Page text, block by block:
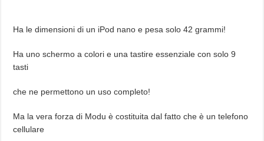
Ha le dimensioni di un iPod nano e pesa solo 42 grammi!
Ha uno schermo a colori e una tastire essenziale con solo 9
tasti
che ne permettono un uso completo!
Ma la vera forza di Modu è costituita dal fatto che è un telefono
cellulare